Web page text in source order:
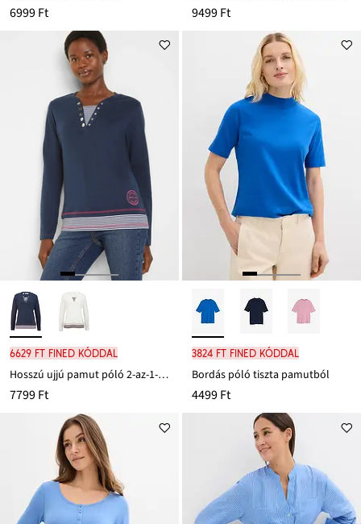
6999 Ft 9499 Ft
6629 Ft FINED kóddal
Hosszú ujjú pamut póló 2-az-1-ben hatással
7799 Ft
3824 Ft FINED kóddal
Bordás póló tiszta pamutból
4499 Ft